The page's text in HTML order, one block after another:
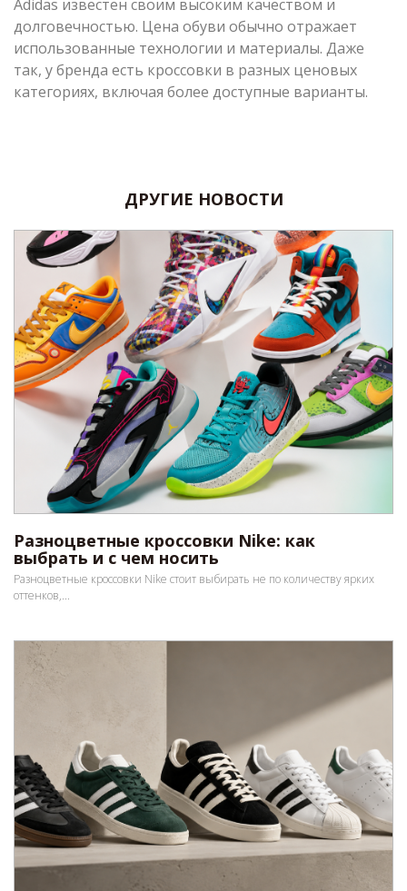
Adidas известен своим высоким качеством и
долговечностью. Цена обуви обычно отражает
использованные технологии и материалы. Даже
так, у бренда есть кроссовки в разных ценовых
категориях, включая более доступные варианты.
ДРУГИЕ НОВОСТИ
Разноцветные кроссовки Nike: как
выбрать и с чем носить
Разноцветные кроссовки Nike стоит выбирать не по количеству ярких
оттенков,...